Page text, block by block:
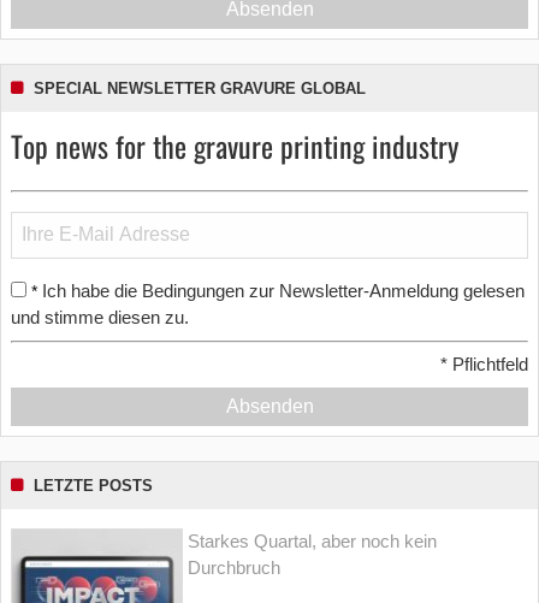
Absenden
SPECIAL NEWSLETTER GRAVURE GLOBAL
Top news for the gravure printing industry
* Ich habe die Bedingungen zur Newsletter-Anmeldung gelesen
und stimme diesen zu.
* Pflichtfeld
Absenden
LETZTE POSTS
Starkes Quartal, aber noch kein
Durchbruch